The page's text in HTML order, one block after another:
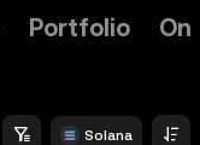
Portfolio
Solana